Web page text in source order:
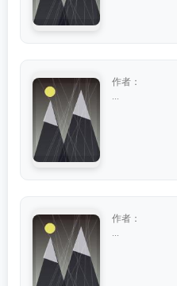
作者：
作者：